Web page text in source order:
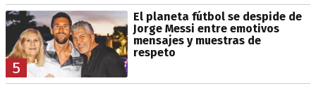
5
El planeta fútbol se despide de
Jorge Messi entre emotivos
mensajes y muestras de
respeto